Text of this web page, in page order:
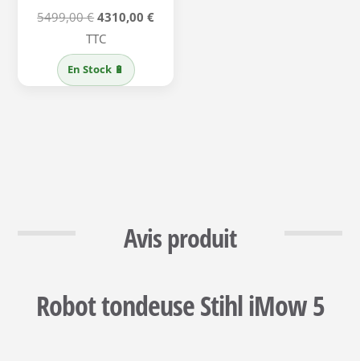
5499,00€ Le
prix
initial
était :
4310,00€Le
TTC
En Stock 🔋
Avis produit
Robot tondeuse Stihl iMow 5